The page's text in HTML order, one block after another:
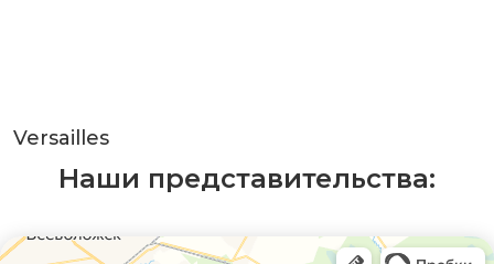
Versailles
Наши представительства: